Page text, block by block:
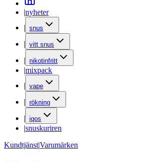
|nyheter
| snus
| vitt snus
| nikotinfritt
|mixpack
| vape
| rökning
| iqos
|snuskuriren
Kundtjänst|Varumärken